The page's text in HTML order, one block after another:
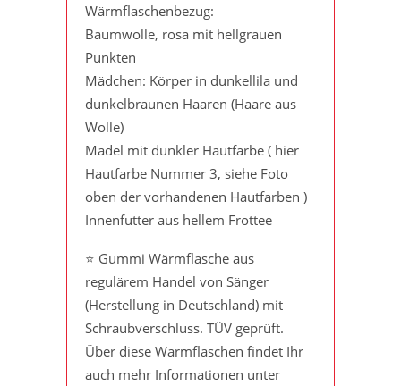
Wärmflaschenbezug:
Baumwolle, rosa mit hellgrauen
Punkten
Mädchen: Körper in dunkellila und
dunkelbraunen Haaren (Haare aus
Wolle)
Mädel mit dunkler Hautfarbe ( hier
Hautfarbe Nummer 3, siehe Foto
oben der vorhandenen Hautfarben )
Innenfutter aus hellem Frottee
⭐️ Gummi Wärmflasche aus
regulärem Handel von Sänger
(Herstellung in Deutschland) mit
Schraubverschluss. TÜV geprüft.
Über diese Wärmflaschen findet Ihr
auch mehr Informationen unter